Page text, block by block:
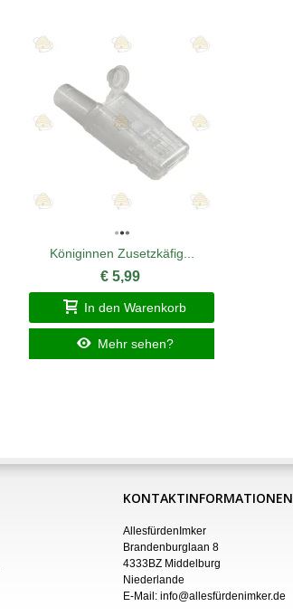
Königinnen Zusetzkäfig...
€ 5,99
In den Warenkorb
Mehr sehen?
KONTAKTINFORMATIONEN
AllesfürdenImker
Brandenburglaan 8
4333BZ Middelburg
Niederlande
E-Mail: info@allesfürdenimker.de